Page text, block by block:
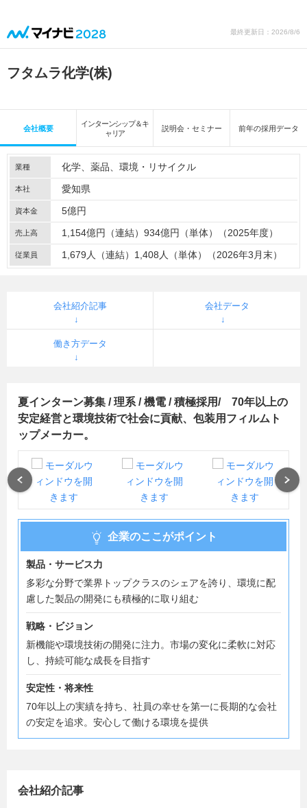
最終更新日：2026/8/6
フタムラ化学(株)
会社概要
インターンシップ＆キ
ャリア
説明会・セミナー 前年の採用データ
業種 化学 薬品 環境・リサイクル
本社 愛知県
資本金 5億円
売上高 1,154億円（連結）934億円（単体）（2025年度）
従業員 1,679人（連結）1,408人（単体）（2026年3月末）
会社紹介記事 会社データ
働き方データ
夏インターン募集 / 理系 / 機電 / 積極採用/ 70年以上の
安定経営と環境技術で社会に貢献、包装用フィルムト
ップメーカー。
企業のここがポイント
製品・サービス力
多彩な分野で業界トップクラスのシェアを誇り、環境に配
慮した製品の開発にも積極的に取り組む
戦略・ビジョン
新機能や環境技術の開発に注力。市場の変化に柔軟に対応
し、持続可能な成長を目指す
安定性・将来性
70年以上の実績を持ち、社員の幸せを第一に長期的な会社
の安定を追求。安心して働ける環境を提供
会社紹介記事